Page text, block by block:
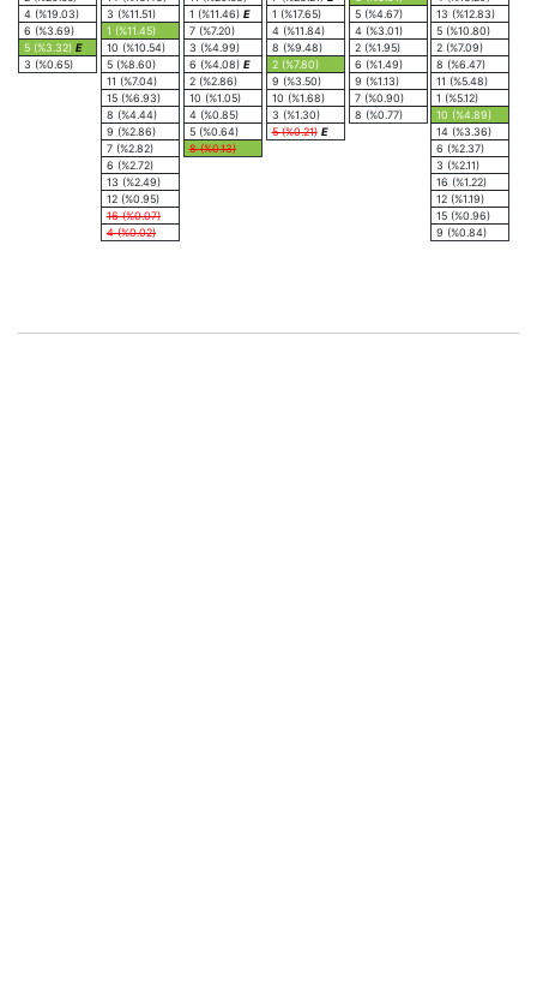
4 (%19.03)
6 (%3.69)
5 (%3.32) E
3 (%0.65)
3 (%11.51)
1 (%11.45)
10 (%10.54)
5 (%8.60)
11 (%7.04)
15 (%6.93)
8 (%4.44)
9 (%2.86)
7 (%2.82)
6 (%2.72)
13 (%2.49)
12 (%0.95)
16 (%0.07)
4 (%0.02)
1 (%11.46) E
7 (%7.20)
3 (%4.99)
6 (%4.08) E
2 (%2.86)
10 (%1.05)
4 (%0.85)
5 (%0.64)
8 (%0.13)
1 (%17.65)
4 (%11.84)
8 (%9.48)
2 (%7.80)
9 (%3.50)
10 (%1.68)
3 (%1.30)
5 (%0.21) E
5 (%4.67)
4 (%3.01)
2 (%1.95)
6 (%1.49)
9 (%1.13)
7 (%0.90)
8 (%0.77)
13 (%12.83)
5 (%10.80)
2 (%7.09)
8 (%6.47)
11 (%5.48)
1 (%5.12)
10 (%4.89)
14 (%3.36)
6 (%2.37)
3 (%2.11)
16 (%1.22)
12 (%1.19)
15 (%0.96)
9 (%0.84)